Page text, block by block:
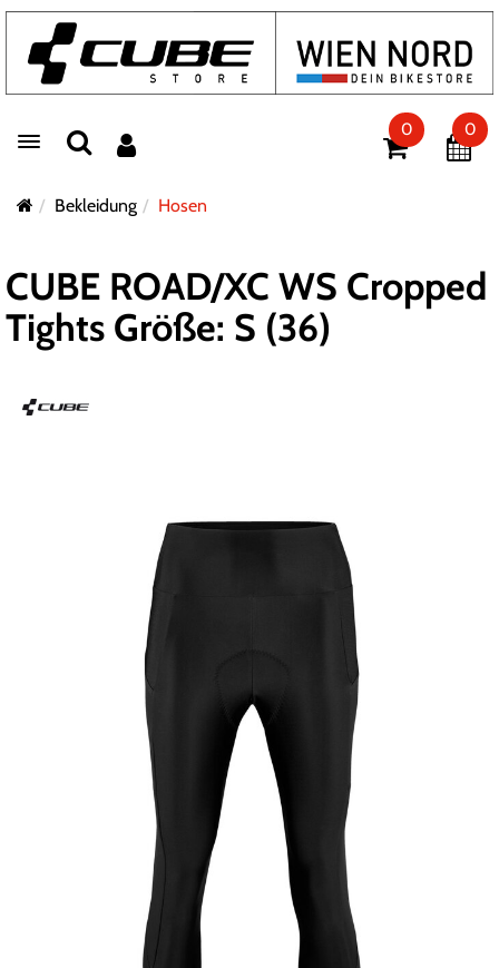
Toggle navigation
0 0
Bekleidung Hosen
CUBE ROAD/XC WS Cropped
Tights Größe: S (36)